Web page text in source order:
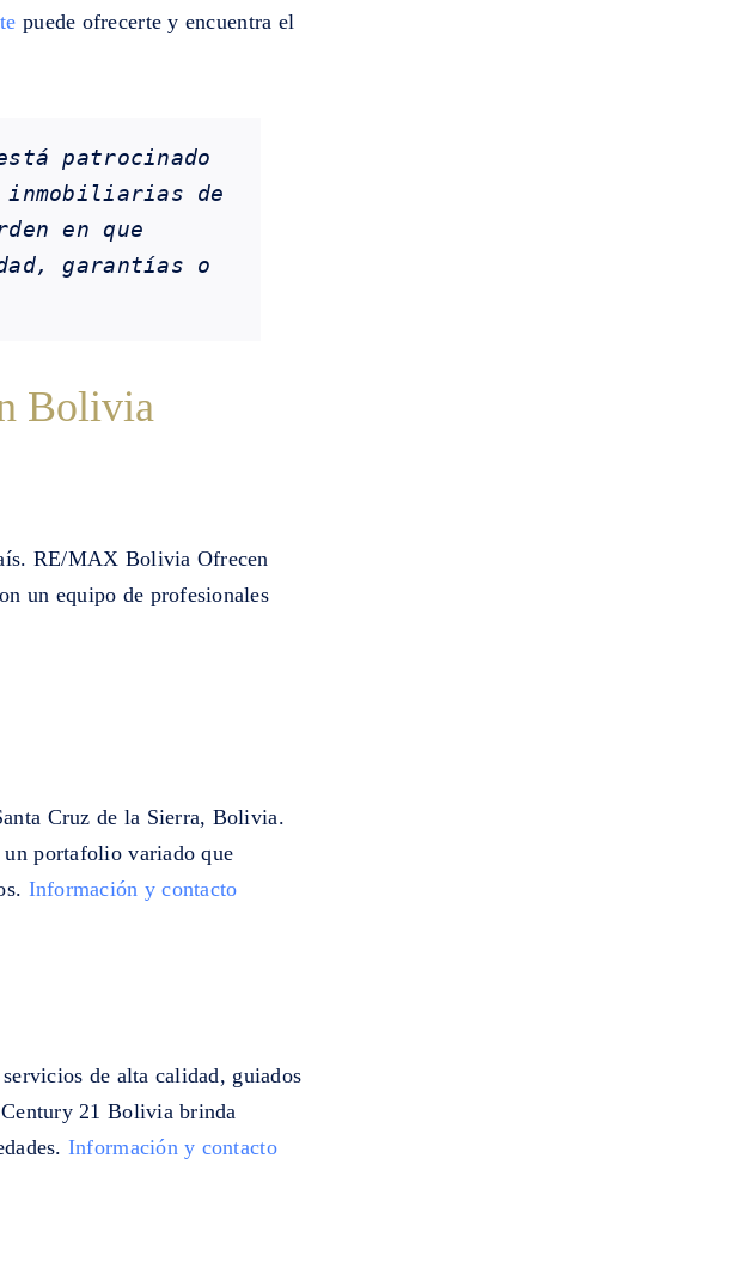
puede ofrecerte y encuentra el
patrocinado
inmobiliarias de
en que
garantías o
Bolivia
RE/MAX Bolivia Ofrecen
un equipo de profesionales
Cruz de la Sierra, Bolivia.
portafolio variado que
Información y contacto
de alta calidad, guiados
21 Bolivia brinda
Información y contacto